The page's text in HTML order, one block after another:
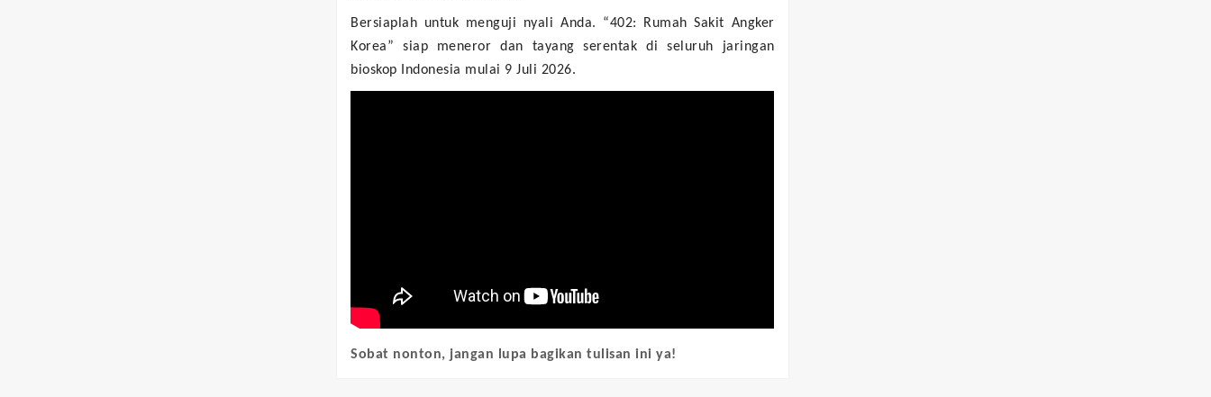
Bersiaplah untuk menguji nyali Anda. “402: Rumah Sakit Angker
Korea” siap meneror dan tayang serentak di seluruh jaringan
bioskop Indonesia mulai 9 Juli 2026.
Sobat nonton, jangan lupa bagikan tulisan ini ya!